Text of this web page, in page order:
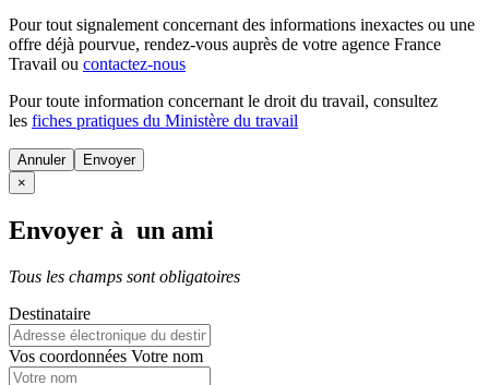
Pour tout signalement concernant des informations inexactes ou une
offre déjà pourvue, rendez-vous auprès de votre agence France
Travail ou contactez-nous
Pour toute information concernant le droit du travail, consultez
les fiches pratiques du Ministère du travail
Annuler
×
Envoyer à un ami
Tous les champs sont obligatoires
Destinataire
Vos coordonnées Votre nom